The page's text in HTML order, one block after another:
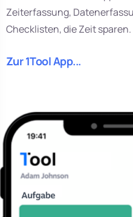
Zeiterfassung,
Checklisten, die Zeit sparen.
Zur 1Tool App...